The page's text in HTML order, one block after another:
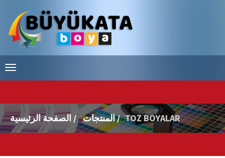
الصفحة الرئيسية / المنتجات / TOZ BOYALAR